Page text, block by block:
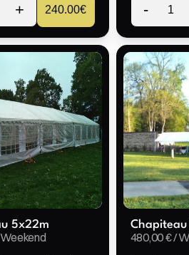
+ 240.00€ - 1
5x22m
480,00 € /